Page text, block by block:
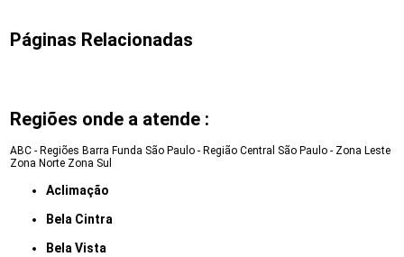
Páginas Relacionadas
Regiões onde a atende :
ABC - Regiões Barra Funda São Paulo - Região Central São Paulo - Zona Leste
Zona Norte Zona Sul
Aclimação
Bela Cintra
Bela Vista